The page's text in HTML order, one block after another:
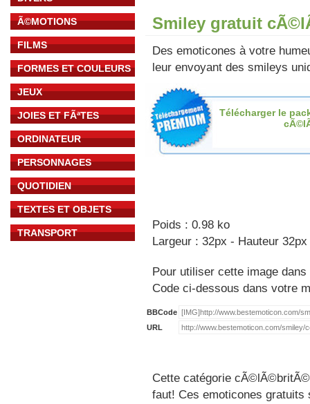
Ã©MOTIONS
FILMS
FORMES ET COULEURS
JEUX
JOIES ET FÃªTES
ORDINATEUR
PERSONNAGES
QUOTIDIEN
TEXTES ET OBJETS
TRANSPORT
Smiley gratuit
Des emoticones à votre
leur envoyant des smileys
Télécharger le
Poids : 0.98 ko
Largeur : 32px - Hauteur 32px
Pour utiliser cette image
Code ci-dessous dans votre
BBCode
URL
Cette catégorie
faut! Ces emoticones